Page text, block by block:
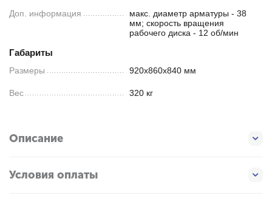
Доп. информация
макс. диаметр арматуры - 38
мм; скорость вращения
рабочего диска - 12 об/мин
Габариты
Размеры 920х860х840 мм
Вес 320 кг
Описание
Условия оплаты